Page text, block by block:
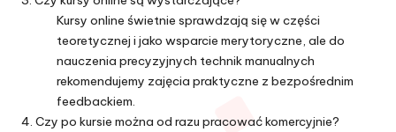
Kursy online świetnie sprawdzają się w części
teoretycznej i jako wsparcie merytoryczne, ale do
nauczenia precyzyjnych technik manualnych
rekomendujemy zajęcia praktyczne z bezpośrednim
feedbackiem.
4. Czy po kursie można od razu pracować komercyjnie?